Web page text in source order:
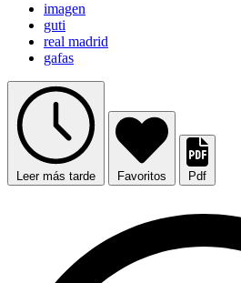
imagen
guti
real madrid
gafas
Leer más tarde Favoritos Pdf